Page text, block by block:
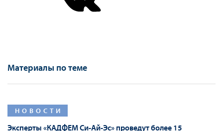
Материалы по теме
НОВОСТИ
Эксперты «КАДФЕМ Си-Ай-Эс» проведут более 15